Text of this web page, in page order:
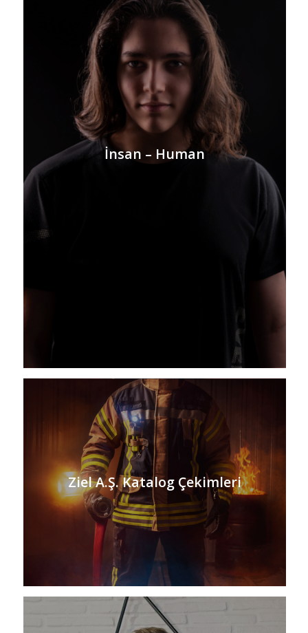
İnsan – Human
Ziel A.Ş. Katalog Çekimleri